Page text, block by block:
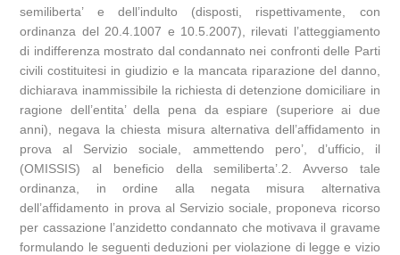
semiliberta’ e dell’indulto (disposti, rispettivamente, con
ordinanza del 20.4.1007 e 10.5.2007), rilevati l’atteggiamento
di indifferenza mostrato dal condannato nei confronti delle Parti
civili costituitesi in giudizio e la mancata riparazione del danno,
dichiarava inammissibile la richiesta di detenzione domiciliare in
ragione dell’entita’ della pena da espiare (superiore ai due
anni), negava la chiesta misura alternativa dell’affidamento in
prova al Servizio sociale, ammettendo pero’, d’ufficio, il
(OMISSIS) al beneficio della semiliberta’.2. Avverso tale
ordinanza, in ordine alla negata misura alternativa
dell’affidamento in prova al Servizio sociale, proponeva ricorso
per cassazione l’anzidetto condannato che motivava il gravame
formulando le seguenti deduzioni per violazione di legge e vizio